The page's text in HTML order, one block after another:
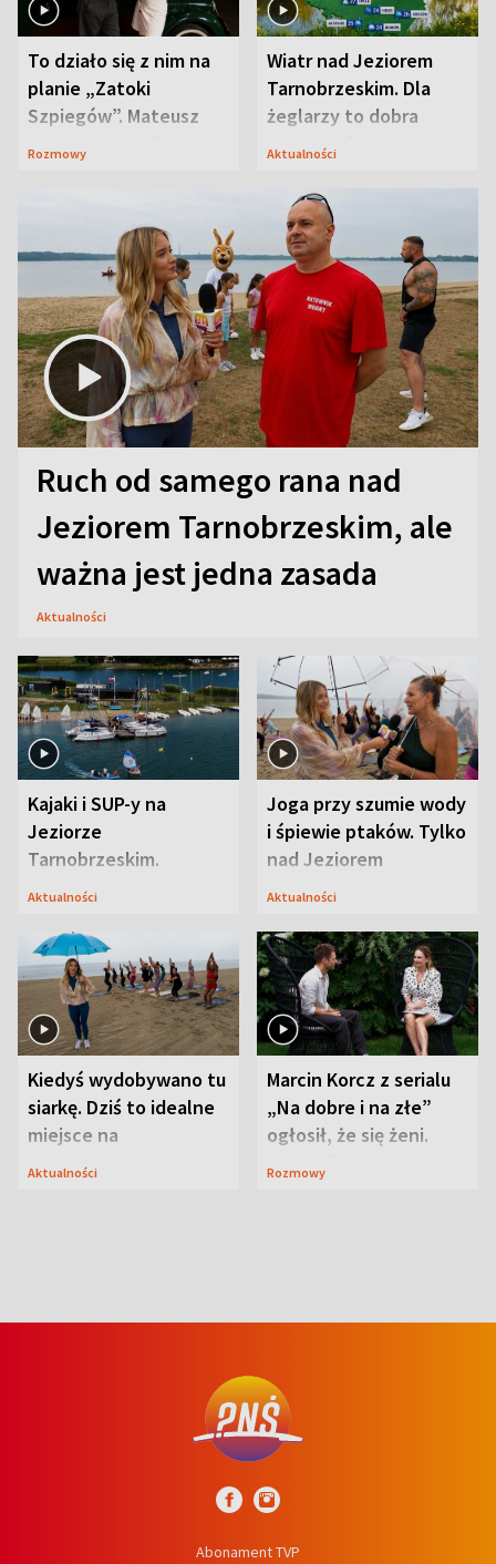
To działo się z nim na
planie „Zatoki
Szpiegów”. Mateusz
Janicki odsłonił
Rozmowy
Wiatr nad Jeziorem
Tarnobrzeskim. Dla
żeglarzy to dobra
wiadomość
Aktualności
Ruch od samego rana nad
Jeziorem Tarnobrzeskim, ale
ważna jest jedna zasada
Aktualności
Kajaki i SUP-y na
Jeziorze
Tarnobrzeskim.
Przyrodnicy zwracają
Aktualności
Joga przy szumie wody
i śpiewie ptaków. Tylko
nad Jeziorem
Tarnobrzeskim
Aktualności
Kiedyś wydobywano tu
siarkę. Dziś to idealne
miejsce na
wypoczynek
Aktualności
Marcin Korcz z serialu
„Na dobre i na złe”
ogłosił, że się żeni.
Zdradził, co zmienił
Rozmowy
Abonament TVP